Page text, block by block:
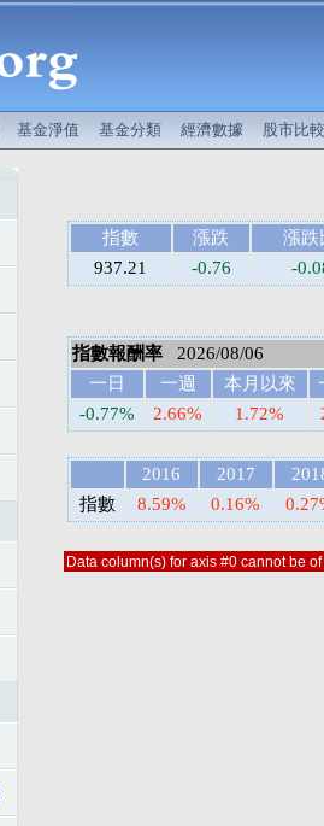
基金淨值 基金分類 經濟數據 股市比較
指數 漲跌
漲跌
937.21
-0.76 -
指數報酬率2026/08/06
一日
一週 本月以來
-0.77%
2.66% 1.72%
2016 2017
指數
8.59% 0.16%
Data column(s) for axis #0 cannot be